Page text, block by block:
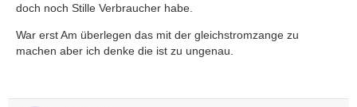
doch noch Stille Verbraucher habe.
War erst Am überlegen das mit der gleichstromzange zu
machen aber ich denke die ist zu ungenau.